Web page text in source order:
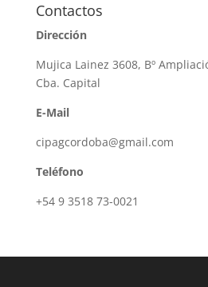
Contactos
Dirección
Mujica Lainez 3608, Bº
Cba. Capital
E-Mail
cipagcordoba@gmail.com
Teléfono
+54 9 3518 73-0021